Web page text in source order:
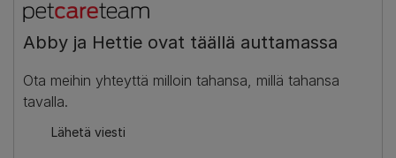
Abby ja Hettie ovat täällä auttamassa
Ota meihin yhteyttä milloin tahansa, millä tahansa
tavalla.
Lähetä viesti